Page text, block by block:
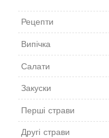
Рецепти
Випічка
Салати
Закуски
Перші страви
Другі страви